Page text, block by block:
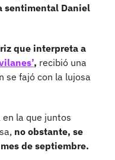
sentimental Daniel
que interpreta a
, recibió una
se fajó con la lujosa
la que juntos
no obstante, se
de septiembre.